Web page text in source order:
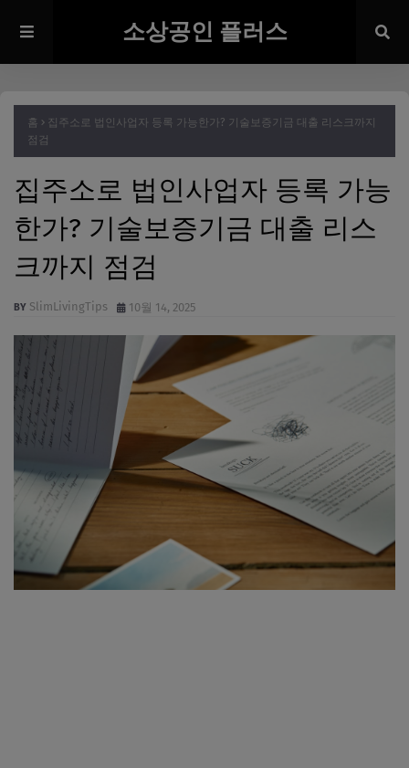
소상공인 플러스
홈
집주소로 법인사업자 등록 가능한가? 기술보증기금 대출 리스크까지
점검
집주소로 법인사업자 등록 가능
한가? 기술보증기금 대출 리스
크까지 점검
SlimLivingTips 10월 14, 2025